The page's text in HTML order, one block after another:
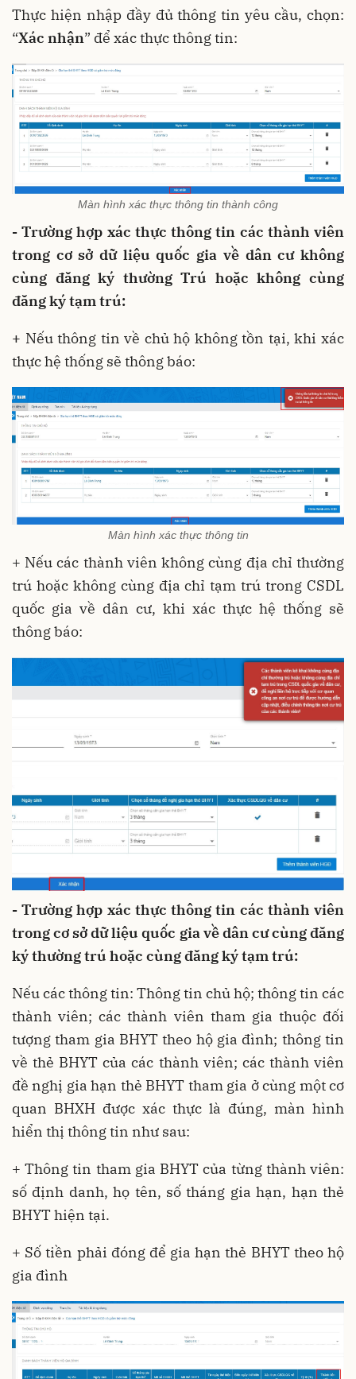
Thực hiện nhập đầy đủ thông tin yêu cầu, chọn:
“Xác nhận” để xác thực thông tin:
Màn hình xác thực thông tin thành công
- Trường hợp xác thực thông tin các thành viên
trong cơ sở dữ liệu quốc gia về dân cư không
cùng đăng ký thường Trú hoặc không cùng
đăng ký tạm trú:
+ Nếu thông tin về chủ hộ không tồn tại, khi xác
thực hệ thống sẽ thông báo:
Màn hình xác thực thông tin
+ Nếu các thành viên không cùng địa chỉ thường
trú hoặc không cùng địa chỉ tạm trú trong CSDL
quốc gia về dân cư, khi xác thực hệ thống sẽ
thông báo:
- Trường hợp xác thực thông tin các thành viên
trong cơ sở dữ liệu quốc gia về dân cư cùng đăng
ký thường trú hoặc cùng đăng ký tạm trú:
Nếu các thông tin: Thông tin chủ hộ; thông tin các
thành viên; các thành viên tham gia thuộc đối
tượng tham gia BHYT theo hộ gia đình; thông tin
về thẻ BHYT của các thành viên; các thành viên
đề nghị gia hạn thẻ BHYT tham gia ở cùng một cơ
quan BHXH được xác thực là đúng, màn hình
hiển thị thông tin như sau:
+ Thông tin tham gia BHYT của từng thành viên:
số định danh, họ tên, số tháng gia hạn, hạn thẻ
BHYT hiện tại.
+ Số tiền phải đóng để gia hạn thẻ BHYT theo hộ
gia đình